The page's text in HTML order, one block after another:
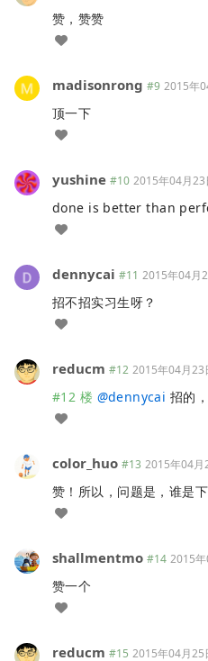
赞，赞赞
madisonrong #9 2015年
顶一下
yushine #10 2015年04月23
done is better than
dennycai #11 2015年04月
招不招实习生呀？
reducm #12 2015年04月23
#12 楼 @dennycai 招的
color_huo #13 2015年04月
赞！所以，问题是，谁是
shallmentmo #14 2015
赞一个
reducm #15 2015年04月25